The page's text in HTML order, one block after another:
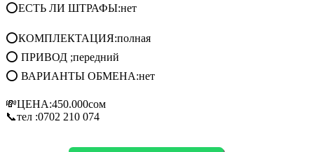
⭕ЕСТЬ ЛИ ШТРАФЫ:нет
⭕КОМПЛЕКТАЦИЯ:полная
⭕ ПРИВОД ;передний
⭕ ВАРИАНТЫ ОБМЕНА:нет
💸ЦЕНА:450.000сом
📞тел :0702 210 074